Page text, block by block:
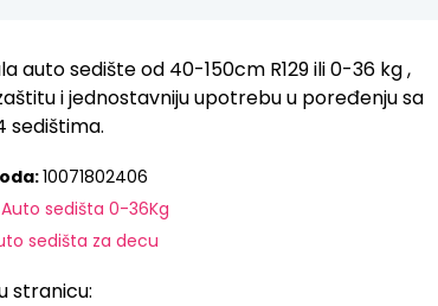
auto sedište od 40-150cm R129 ili 0-36 kg ,
i jednostavniju upotrebu u poređenju sa
sedištima.
10071802406
Auto sedišta 0-36Kg
sedišta za decu
stranicu: